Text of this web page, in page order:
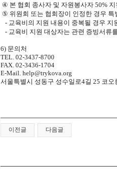
④ 본 협회 종사자 및 자원봉사자 50% 지
⑤ 위원회 또는 협회장이 인정한 경우 특
- 교육비의 지원 내용이 중복될 경우 지
- 교육비 지원 대상자는 관련 증빙서류
6) 문의처
TEL. 02-3437-8700
FAX. 02-3436-1704
E-Mail. help@trykova.org
서울특별시 성동구 성수일로4길 25 코오
이전글 다음글